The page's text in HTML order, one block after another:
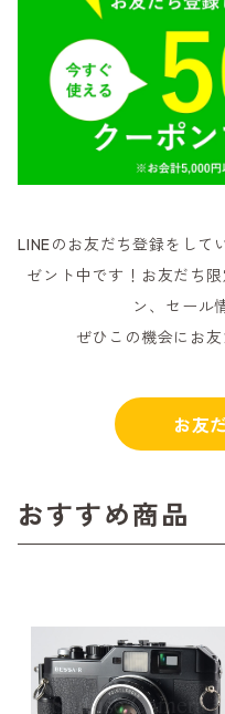
LINEのお友だち登録をして
ゼント中です！お友だち
ン、セール
ぜひこの機会にお
お友
おすすめ商品